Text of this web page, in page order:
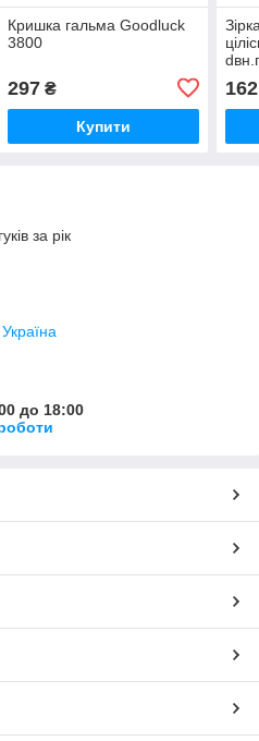
Кришка гальма Goodluck
3800
297₴
Купити
162
за рік
до 18:00